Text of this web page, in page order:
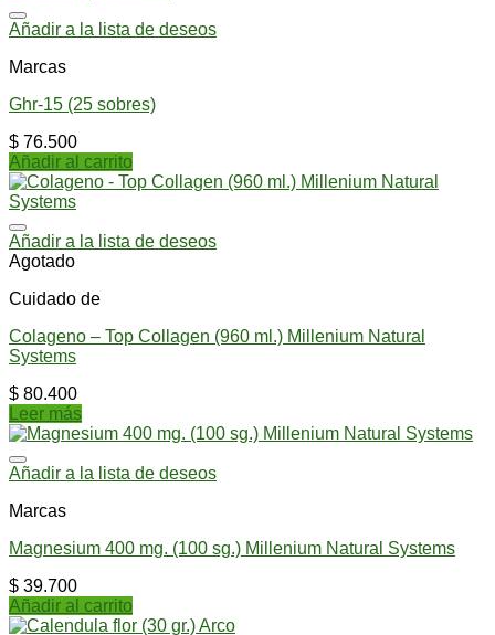
Añadir a la lista de deseos
Marcas
Ghr-15 (25 sobres)
$ 76.500
Añadir al carrito
Añadir a la lista de deseos
Agotado
Cuidado de
Colageno – Top Collagen (960 ml.) Millenium Natural
Systems
$ 80.400
Leer más
Añadir a la lista de deseos
Marcas
Magnesium 400 mg. (100 sg.) Millenium Natural Systems
$ 39.700
Añadir al carrito